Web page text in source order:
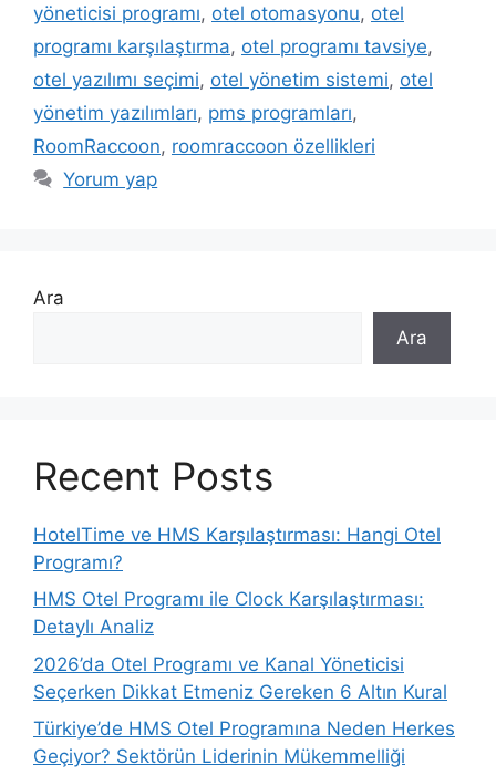
yöneticisi programı, otel otomasyonu, otel
programı karşılaştırma, otel programı tavsiye,
otel yazılımı seçimi, otel yönetim sistemi, otel
yönetim yazılımları, pms programları,
RoomRaccoon, roomraccoon özellikleri
Yorum yap
Ara
Ara
Recent Posts
HotelTime ve HMS Karşılaştırması: Hangi Otel
Programı?
HMS Otel Programı ile Clock Karşılaştırması:
Detaylı Analiz
2026’da Otel Programı ve Kanal Yöneticisi
Seçerken Dikkat Etmeniz Gereken 6 Altın Kural
Türkiye’de HMS Otel Programına Neden Herkes
Geçiyor? Sektörün Liderinin Mükemmelliği